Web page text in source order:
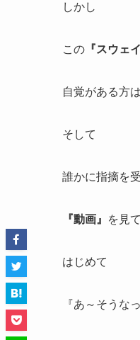
しかし
この 『スウェイ
自覚がある方
そして
誰かに指摘を
『動画』 を見
はじめて
『あ～そうな